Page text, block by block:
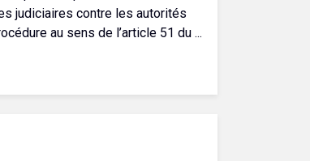
judiciaires contre les autorités
au sens de l’article 51 du ...